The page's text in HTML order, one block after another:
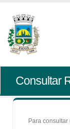
Consultar
Para